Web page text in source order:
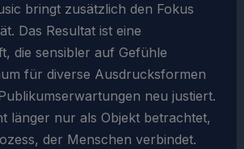
bringt zusätzlich den Fokus
Das Resultat ist eine
die sensibler auf Gefühle
für diverse Ausdrucksformen
neu justiert.
länger nur als Objekt betrachtet,
der Menschen verbindet.